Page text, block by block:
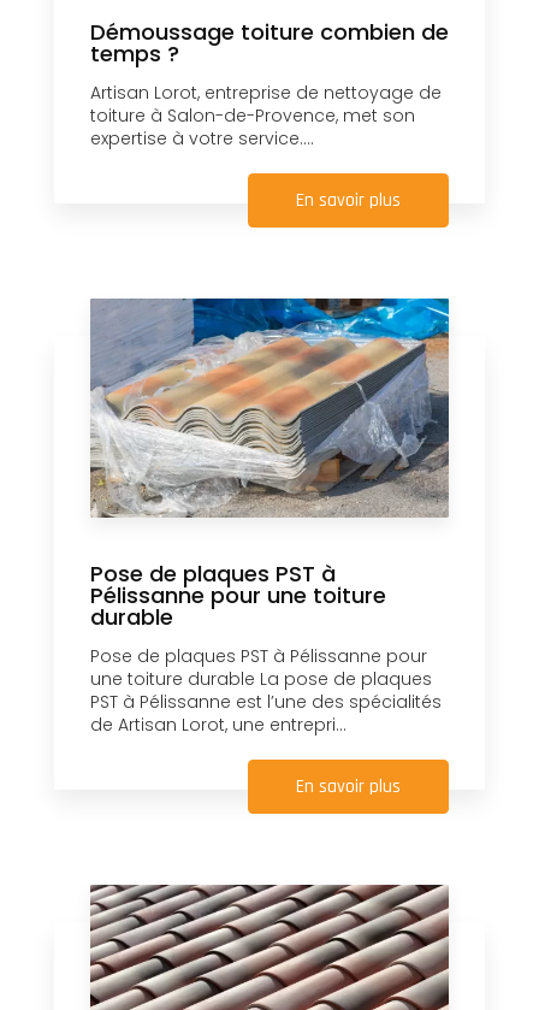
Démoussage toiture combien de
temps ?
Artisan Lorot, entreprise de nettoyage de
toiture à Salon-de-Provence, met son
expertise à votre service....
En savoir plus
Pose de plaques PST à
Pélissanne pour une toiture
durable
Pose de plaques PST à Pélissanne pour
une toiture durable La pose de plaques
PST à Pélissanne est l’une des spécialités
de Artisan Lorot, une entrepri...
En savoir plus